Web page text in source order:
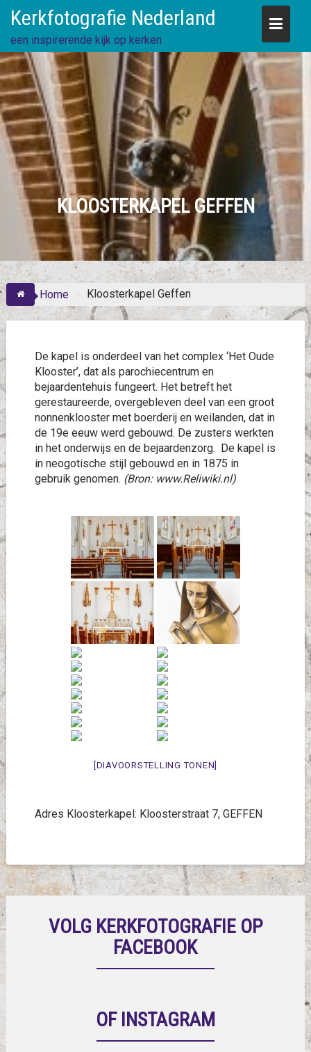
content
Kerkfotografie Nederland
een inspirerende kijk op kerken
KLOOSTERKAPEL GEFFEN
Home Kloosterkapel Geffen
De kapel is onderdeel van het complex ‘Het Oude
Klooster’, dat als parochiecentrum en
bejaardentehuis fungeert. Het betreft het
gerestaureerde, overgebleven deel van een groot
nonnenklooster met boerderij en weilanden, dat in
de 19e eeuw werd gebouwd. De zusters werkten
in het onderwijs en de bejaardenzorg. De kapel is
in neogotische stijl gebouwd en in 1875 in
gebruik genomen. (Bron: www.Reliwiki.nl)
[DIAVOORSTELLING TONEN]
Adres Kloosterkapel: Kloosterstraat 7, GEFFEN
VOLG KERKFOTOGRAFIE OP
FACEBOOK
OF INSTAGRAM